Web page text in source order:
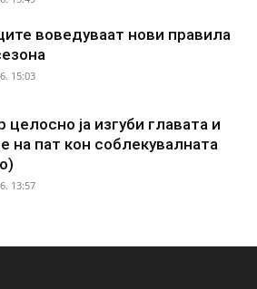
воведуваат нови правила
15:03
целосно ја изгуби главата и
на пат кон соблекувалната
13:57